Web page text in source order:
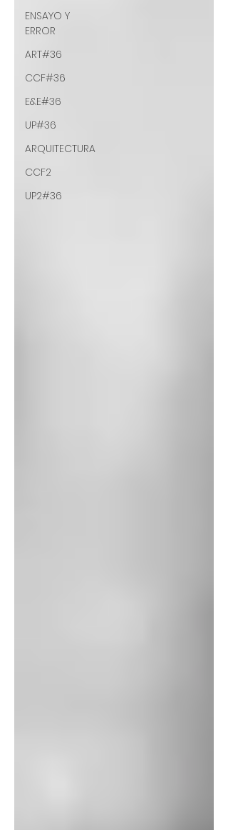
ENSAYO Y
ERROR
ART#36
CCF#36
E&E#36
UP#36
ARQUITECTURA
CCF2
UP2#36